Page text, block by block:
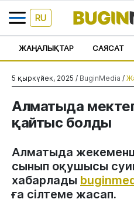
RU
ЖАҢАЛЫҚТАР САЯСАТ
5 қыркүйек, 2025 / BuginMedia /
Алматыда
қайтыс болды
Алматыда
сынып оқушысы
хабарлады
ға сілтеме жасап.